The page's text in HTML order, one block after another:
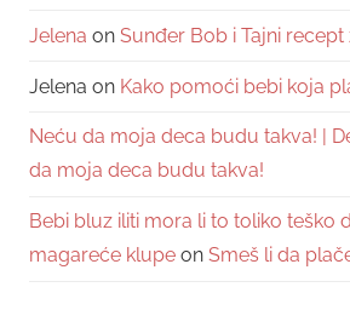
Jelena on Sunđer Bob i Tajni recept
Jelena on Kako pomoći bebi koja
Neću da moja deca budu takva! |
da moja deca budu takva!
Bebi bluz iliti mora li to toliko teško
magareće klupe on Smeš li da